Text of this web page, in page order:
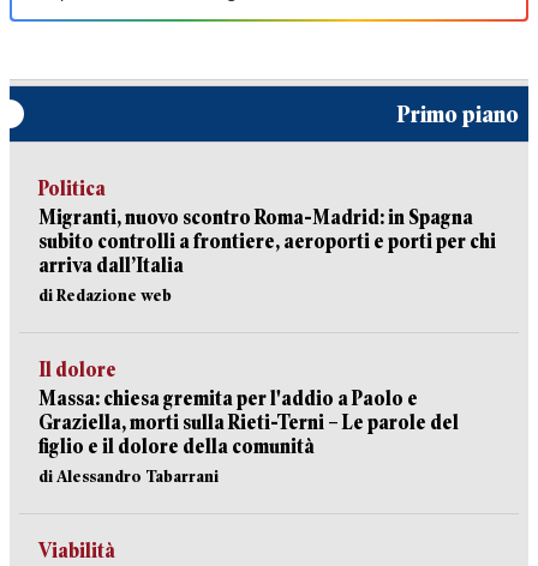
Primo piano
Politica
Migranti, nuovo scontro Roma-Madrid: in Spagna
subito controlli a frontiere, aeroporti e porti per chi
arriva dall’Italia
di Redazione web
Il dolore
Massa: chiesa gremita per l'addio a Paolo e
Graziella, morti sulla Rieti-Terni – Le parole del
figlio e il dolore della comunità
di Alessandro Tabarrani
Viabilità